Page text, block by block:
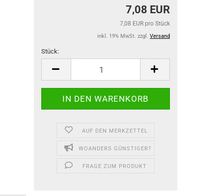
7,08 EUR
7,08 EUR pro Stück
inkl. 19% MwSt. zzgl. Versand
Stück:
Stück
AUF DEN MERKZETTEL
WOANDERS GÜNSTIGER?
FRAGE ZUM PRODUKT